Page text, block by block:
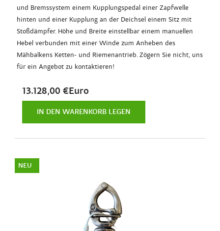
und Bremssystem einem Kupplungspedal einer Zapfwelle
hinten und einer Kupplung an der Deichsel einem Sitz mit
Stoßdämpfer. Höhe und Breite einstellbar einem manuellen
Hebel verbunden mit einer Winde zum Anheben des
Mähbalkens Ketten- und Riemenantrieb. Zögern Sie nicht, uns
für ein Angebot zu kontaktieren!
13.128,00 €Euro
IN DEN WARENKORB LEGEN
NEU